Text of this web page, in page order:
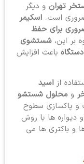
تهرانو دیگر
است. اسکیمر
برای حفظ
بر این، شستشوی
باعث افزایش
از اسید
و محلول شستشو
و پاکسازی سطوح
ها با روش
و باکتری ها می